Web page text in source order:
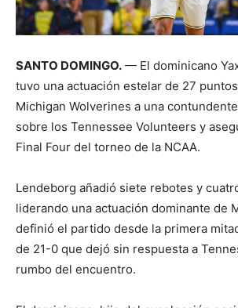
SANTO DOMINGO. — El dominicano
tuvo una actuación estelar de 27
Michigan Wolverines a una
sobre los Tennessee Volunteers y
Final Four del torneo de la NCAA.
Lendeborg añadió siete rebotes y
liderando una actuación dominante de
definió el partido desde la primera
de 21-0 que dejó sin respuesta a
rumbo del encuentro.